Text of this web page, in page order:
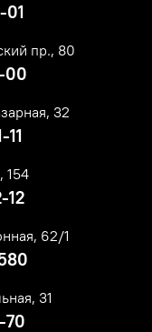
01
пр., 80
00
32
154
12
62/1
31
70